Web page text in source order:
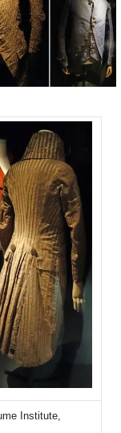
Institute,